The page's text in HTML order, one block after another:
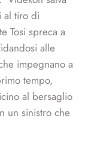
al tiro di
Tosi spreca a
alle
impegnano a
tempo,
al bersaglio
un sinistro che